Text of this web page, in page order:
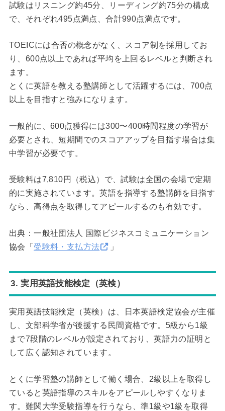
試験はリスニング約45分、リーディング約75分の構成
で、それぞれ495点満点、合計990点満点です。
TOEICには合否の概念がなく、スコア制を採用してお
り、600点以上であれば平均を上回るレベルと判断され
ます。
とくに英語を教える塾講師として活躍するには、700点
以上を目指すと強みになります。
一般的に、600点獲得には300〜400時間程度の学習が
必要とされ、短期間でのスコアアップを目指す場合は集
中学習が必要です。
受験料は7,810円（税込）で、試験は全国の会場で定期
的に実施されています。英語を指導する塾講師を目指す
なら、高得点を取得してアピールするのも有効です。
出典：一般社団法人 国際ビジネスコミュニケーション
協会「 受験料・支払方法 」
3. 実用英語技能検定（英検）
実用英語技能検定（英検）は、日本英語検定協会が主催
し、文部科学省が後援する民間資格です。5級から1級
まで7段階のレベルが設定されており、英語力の証明と
して広く認知されています。
とくに学習塾の講師として働く場合、2級以上を取得し
ていると英語指導のスキルをアピールしやすくなりま
す。難関大学受験指導を行うなら、準1級や1級を取得